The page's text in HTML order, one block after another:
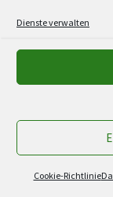
Dienste verwalten
Cookie-Richtlinie